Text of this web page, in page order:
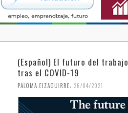
(Español) El futuro del trabajo
tras el COVID-19
PALOMA EIZAGUIRRE 26/04/2021